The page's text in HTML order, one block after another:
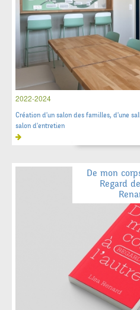
2022-2024
Création d'un salon des familles, d'une
salon d'entretien
De mon
Regard